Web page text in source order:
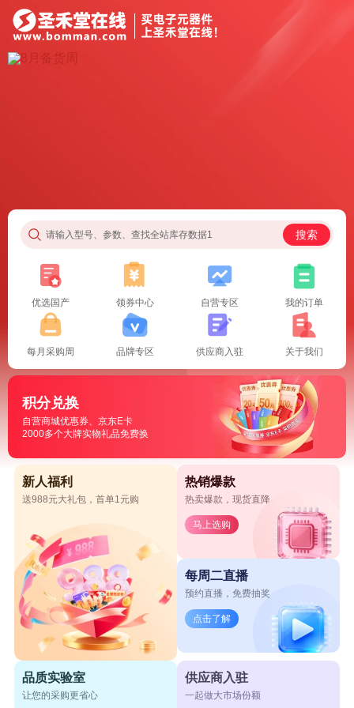
请输入型号、参数、查找全站库存数据1 搜索
优选国产 领券中心 自营专区 我的订单
每月采购周 品牌专区 供应商入驻 关于我们
积分兑换
自营商城优惠券、京东E卡
2000多个大牌实物礼品免费换
新人福利
送988元大礼包，首单1元购
热销爆款
热卖爆款，现货直降
马上选购
每周二直播
预约直播，免费抽奖
点击了解
品质实验室
让您的采购更省心
供应商入驻
一起做大市场份额